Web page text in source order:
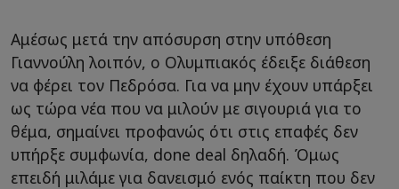
Αμέσως μετά την απόσυρση στην υπόθεση
Γιαννούλη λοιπόν, ο Ολυμπιακός έδειξε διάθεση
να φέρει τον Πεδρόσα. Για να μην έχουν υπάρξει
ως τώρα νέα που να μιλούν με σιγουριά για το
θέμα, σημαίνει προφανώς ότι στις επαφές δεν
υπήρξε συμφωνία, done deal δηλαδή. Όμως
επειδή μιλάμε για δανεισμό ενός παίκτη που δεν